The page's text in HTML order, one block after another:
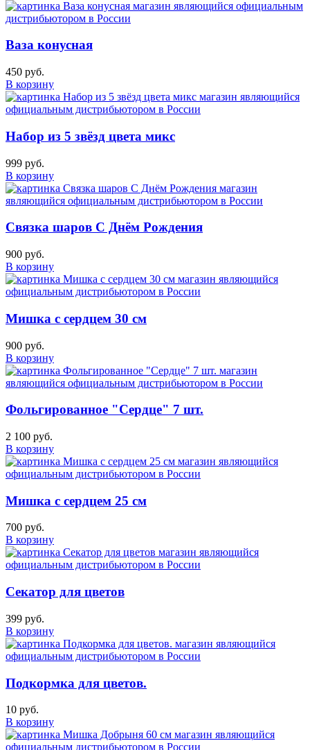
Ваза конусная
450 руб.
В корзину
Набор из 5 звёзд цвета микс
999 руб.
В корзину
Связка шаров С Днём Рождения
900 руб.
В корзину
Мишка с сердцем 30 см
900 руб.
В корзину
Фольгированное "Сердце" 7 шт.
2 100 руб.
В корзину
Мишка с сердцем 25 см
700 руб.
В корзину
Секатор для цветов
399 руб.
В корзину
Подкормка для цветов.
10 руб.
В корзину